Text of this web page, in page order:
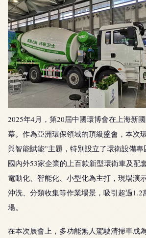
2025年4月，第20屆中國環博會在上海新
幕。作為亞洲環保領域的頂級盛會，本次
與智能賦能”主題，特別設立了環衛設備
國內外53家企業的上百款新型環衛車及配
電動化、智能化、小型化為主打，現場演
沖洗、分類收集等作業場景，吸引超過1.2
場。
在本次展會上，多功能無人駕駛清掃車成